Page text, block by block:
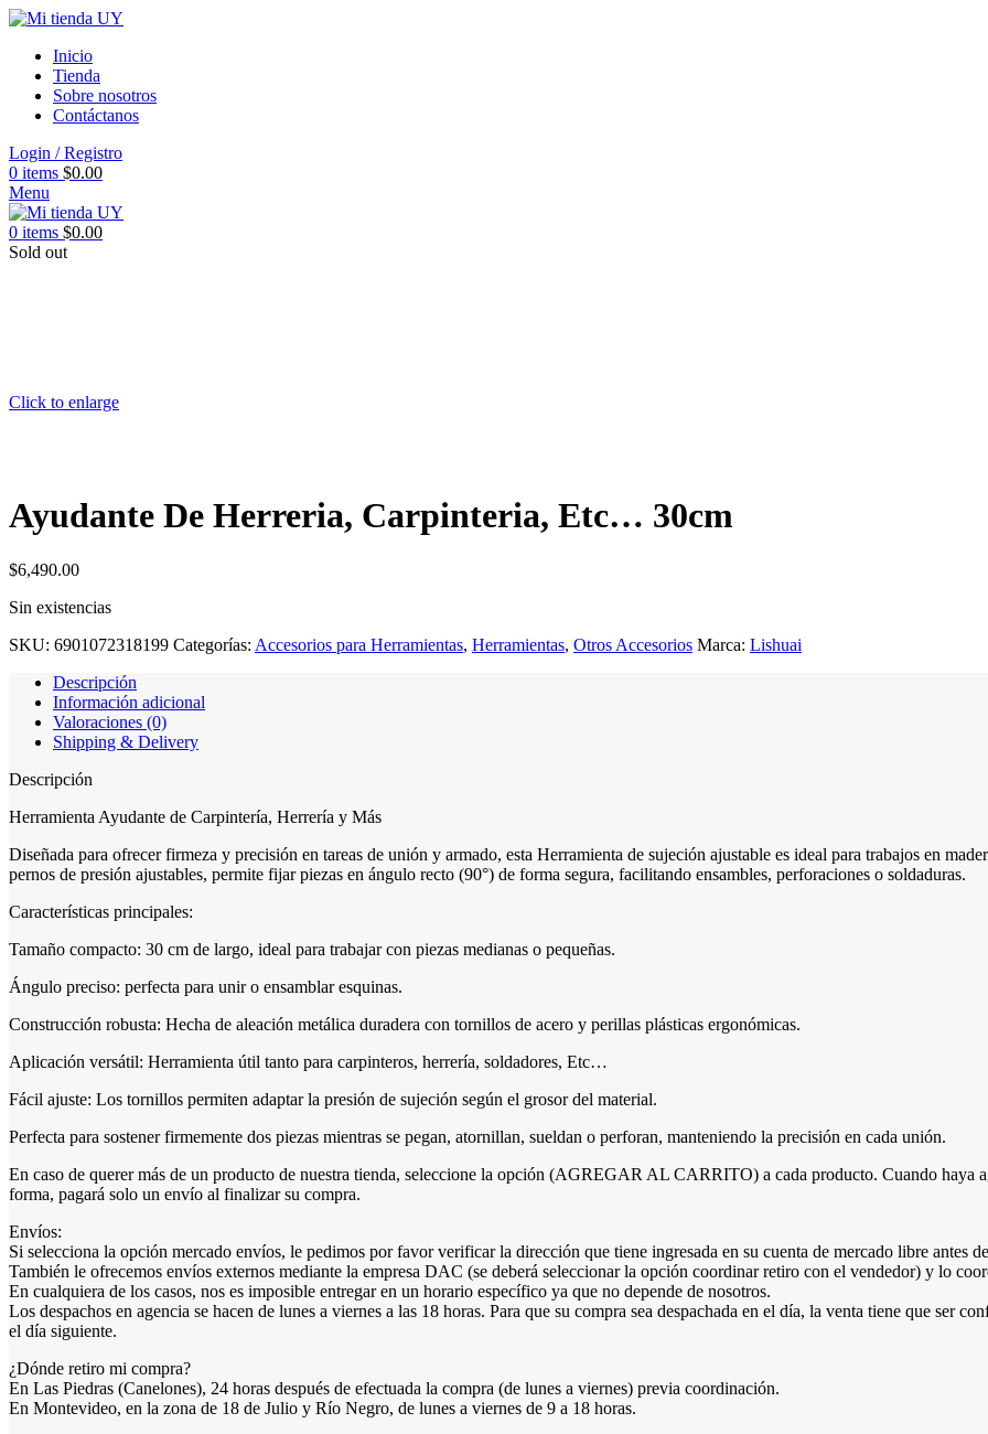
Inicio
Tienda
Sobre nosotros
Contáctanos
Login / Registro
0 items $0.00
Menu
0 items $0.00
Sold out
Click to enlarge
Ayudante De Herreria, Carpinteria, Etc… 30cm
$6,490.00
Sin existencias
SKU: 6901072318199 Categorías: Accesorios para Herramientas, Herramientas, Otros Accesorios Marca: Lishuai
Descripción
Información adicional
Valoraciones (0)
Shipping & Delivery
Descripción
Herramienta Ayudante de Carpintería, Herrería y Más
Diseñada para ofrecer firmeza y precisión en tareas de unión y armado, esta Herramienta de sujeción ajustable es ideal para trabajos en
pernos de presión ajustables, permite fijar piezas en ángulo recto (90°) de forma segura, facilitando ensambles, perforaciones o soldaduras.
Características principales:
Tamaño compacto: 30 cm de largo, ideal para trabajar con piezas medianas o pequeñas.
Ángulo preciso: perfecta para unir o ensamblar esquinas.
Construcción robusta: Hecha de aleación metálica duradera con tornillos de acero y perillas plásticas ergonómicas.
Aplicación versátil: Herramienta útil tanto para carpinteros, herrería, soldadores, Etc…
Fácil ajuste: Los tornillos permiten adaptar la presión de sujeción según el grosor del material.
Perfecta para sostener firmemente dos piezas mientras se pegan, atornillan, sueldan o perforan, manteniendo la precisión en cada unión.
En caso de querer más de un producto de nuestra tienda, seleccione la opción (AGREGAR AL CARRITO) a cada producto. Cuando haya
forma, pagará solo un envío al finalizar su compra.
Envíos:
Si selecciona la opción mercado envíos, le pedimos por favor verificar la dirección que tiene ingresada en su cuenta de mercado libre antes
También le ofrecemos envíos externos mediante la empresa DAC (se deberá seleccionar la opción coordinar retiro con el vendedor) y lo
En cualquiera de los casos, nos es imposible entregar en un horario específico ya que no depende de nosotros.
Los despachos en agencia se hacen de lunes a viernes a las 18 horas. Para que su compra sea despachada en el día, la venta tiene que ser
el día siguiente.
¿Dónde retiro mi compra?
En Las Piedras (Canelones), 24 horas después de efectuada la compra (de lunes a viernes) previa coordinación.
En Montevideo, en la zona de 18 de Julio y Río Negro, de lunes a viernes de 9 a 18 horas.